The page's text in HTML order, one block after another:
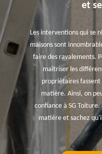
et
Les interventions qui se
maisons sont
faire des ravalements.
maîtriser les
propriétaires fassent
matière. Ainsi, on
confiance à SG
matière et sachez